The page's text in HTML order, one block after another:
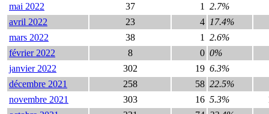
mai 2022
37 1
2.7%
avril 2022
23 4 17.4%
mars 2022
38 1
2.6%
février 2022
8 0 0%
janvier 2022
302 19 6.3%
décembre 2021
258 58 22.5%
novembre 2021
303 16 5.3%